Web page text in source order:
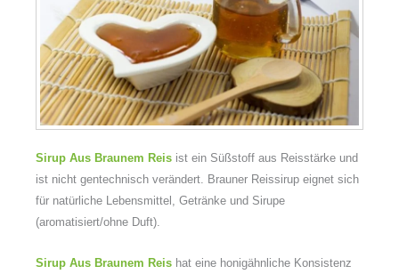
Sirup Aus Braunem Reis ist ein Süßstoff aus Reisstärke und
ist nicht gentechnisch verändert. Brauner Reissirup eignet sich
für natürliche Lebensmittel, Getränke und Sirupe
(aromatisiert/ohne Duft).
Sirup Aus Braunem Reis hat eine honigähnliche Konsistenz